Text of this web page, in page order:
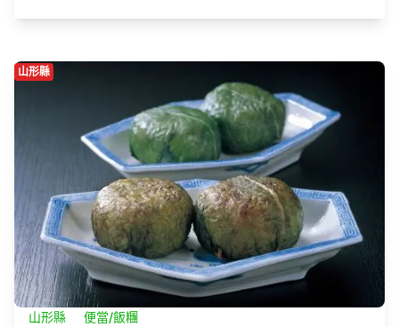
山形縣
山形縣 便當/飯糰